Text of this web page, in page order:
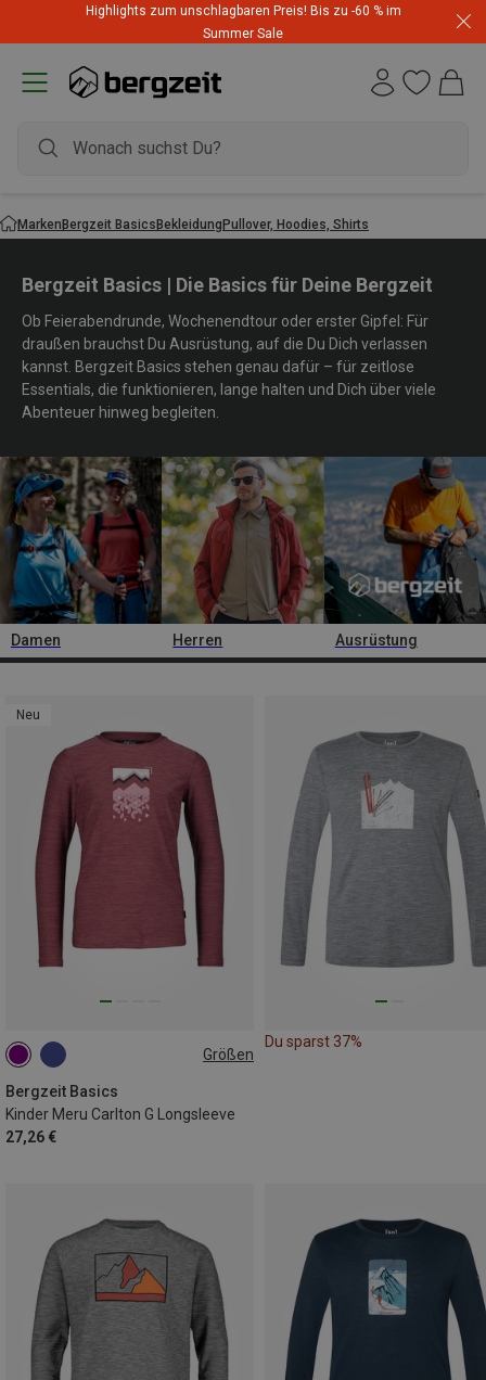
Highlights zum unschlagbaren Preis! Bis zu -60 % im
Summer Sale
MarkenBergzeit BasicsBekleidungPullover, Hoodies, Shirts
Bergzeit Basics | Die Basics für Deine Bergzeit
Ob Feierabendrunde, Wochenendtour oder erster Gipfel: Für
draußen brauchst Du Ausrüstung, auf die Du Dich verlassen
kannst. Bergzeit Basics stehen genau dafür – für zeitlose
Essentials, die funktionieren, lange halten und Dich über viele
Abenteuer hinweg begleiten.
Damen Herren Ausrüstung
Neu
Größen
Bergzeit Basics
Kinder Meru Carlton G Longsleeve
27,26 €
116
164
Du sparst 37%